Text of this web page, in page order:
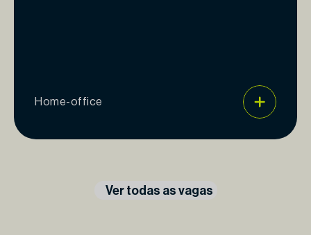
Home-office
Ver todas as vagas